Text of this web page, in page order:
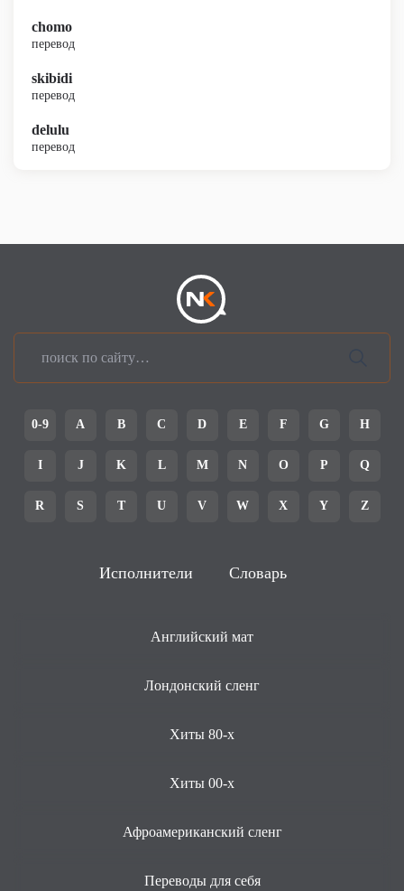
chomo
перевод
skibidi
перевод
delulu
перевод
0-9 A B C D E F G H
I J K L M N O P Q
R S T U V W X Y Z
Исполнители Словарь
Английский мат
Лондонский сленг
Хиты 80-х
Хиты 00-х
Афроамериканский сленг
Переводы для себя